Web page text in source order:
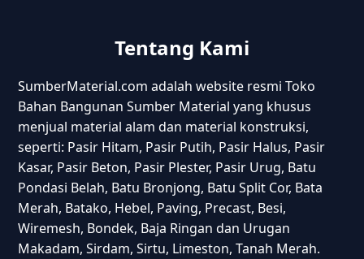
Tentang Kami
SumberMaterial.com adalah website resmi Toko
Bahan Bangunan Sumber Material yang khusus
menjual material alam dan material konstruksi,
seperti: Pasir Hitam, Pasir Putih, Pasir Halus, Pasir
Kasar, Pasir Beton, Pasir Plester, Pasir Urug, Batu
Pondasi Belah, Batu Bronjong, Batu Split Cor, Bata
Merah, Batako, Hebel, Paving, Precast, Besi,
Wiremesh, Bondek, Baja Ringan dan Urugan
Makadam, Sirdam, Sirtu, Limeston, Tanah Merah.